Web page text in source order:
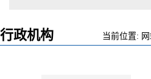
行政机构 当前位置: